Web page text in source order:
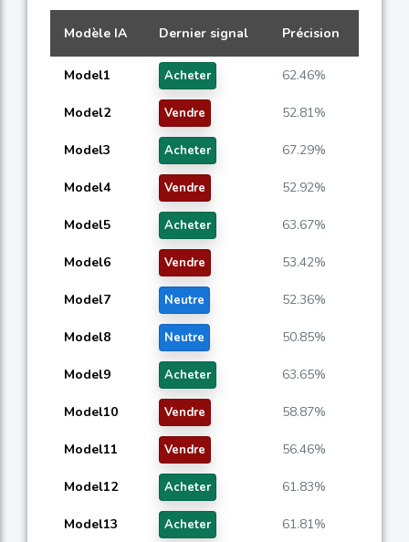
Modèle IA Dernier signal Précision
Model1 Acheter 62.46%
Model2 Vendre 52.81%
Model3 Acheter 67.29%
Model4 Vendre 52.92%
Model5 Acheter 63.67%
Model6 Vendre 53.42%
Model7 Neutre 52.36%
Model8 Neutre 50.85%
Model9 Acheter 63.65%
Model10 Vendre 58.87%
Model11 Vendre 56.46%
Model12 Acheter 61.83%
Model13 Acheter 61.81%